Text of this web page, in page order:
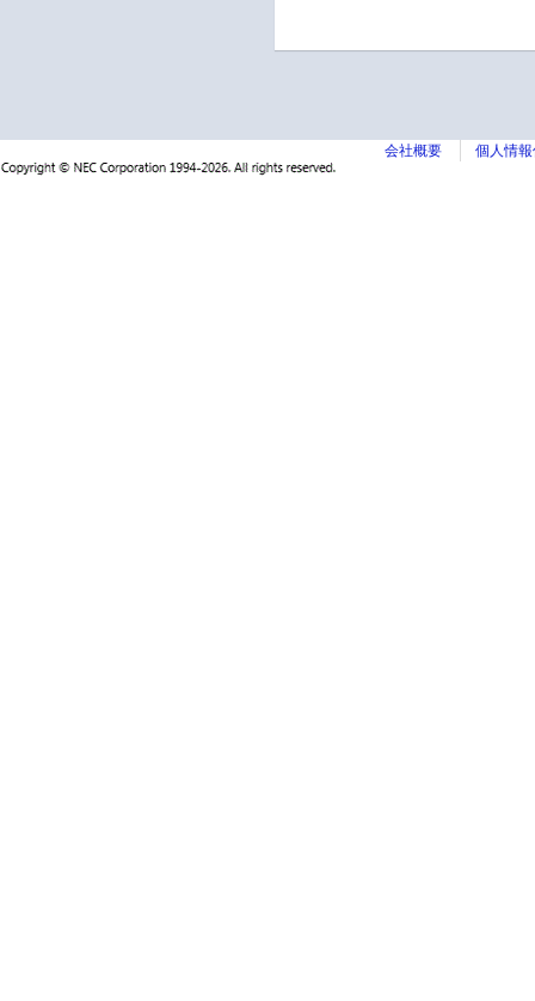
会社概要 個人情